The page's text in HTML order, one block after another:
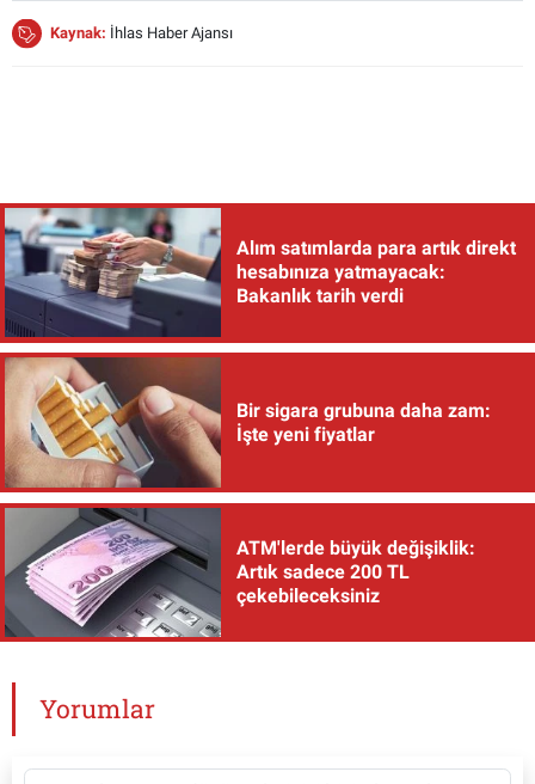
Kaynak: İhlas Haber Ajansı
Alım satımlarda para artık direkt
hesabınıza yatmayacak:
Bakanlık tarih verdi
Bir sigara grubuna daha zam:
İşte yeni fiyatlar
ATM'lerde büyük değişiklik:
Artık sadece 200 TL
çekebileceksiniz
Yorumlar